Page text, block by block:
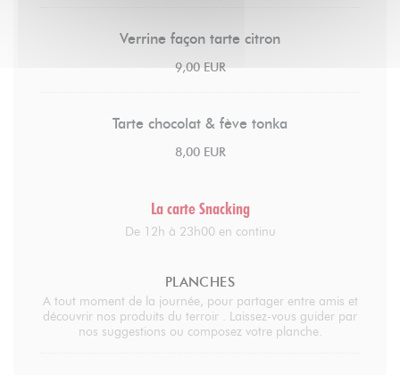
Verrine façon tarte citron
9,00 EUR
Tarte chocolat & fève tonka
8,00 EUR
La carte Snacking
De 12h à 23h00 en continu
PLANCHES
A tout moment de la journée, pour partager entre amis et
découvrir nos produits du terroir . Laissez-vous guider par
nos suggestions ou composez votre planche.